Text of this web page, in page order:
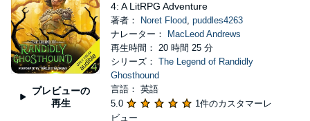
プレビューの
再生
4: A LitRPG Adventure
著者： Noret Flood, puddles4263
ナレーター：
MacLeod Andrews
再生時間： 20 時間 25 分
シリーズ： The Legend of Randidly
Ghosthound
言語： 英語
5.0
1件のカスタマーレ
ビュー